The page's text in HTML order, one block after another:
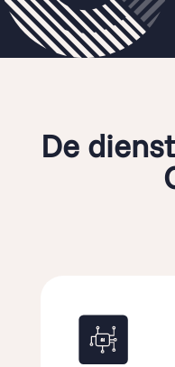
De